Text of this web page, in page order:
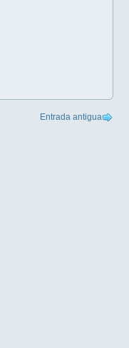
Entrada antigua